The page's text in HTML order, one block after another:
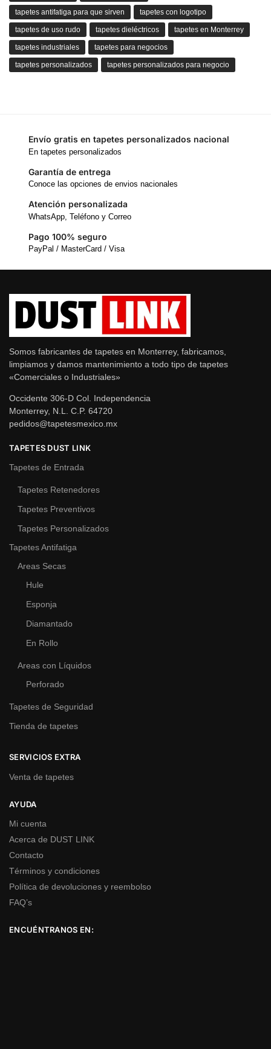
tapetes antifatiga para que sirven tapetes con logotipo
tapetes de uso rudo tapetes dieléctricos tapetes en Monterrey
tapetes industriales tapetes para negocios
tapetes personalizados tapetes personalizados para negocio
Envío gratis en tapetes personalizados nacional
En tapetes personalizados
Garantía de entrega
Conoce las opciones de envios nacionales
Atención personalizada
WhatsApp, Teléfono y Correo
Pago 100% seguro
PayPal / MasterCard / Visa
Somos fabricantes de tapetes en Monterrey, fabricamos,
limpiamos y damos mantenimiento a todo tipo de tapetes
«Comerciales o Industriales»
Occidente 306-D Col. Independencia
Monterrey, N.L. C.P. 64720
pedidos@tapetesmexico.mx
TAPETES DUST LINK
Tapetes de Entrada
Tapetes Retenedores
Tapetes Preventivos
Tapetes Personalizados
Tapetes Antifatiga
Areas Secas
Hule
Esponja
Diamantado
En Rollo
Areas con Líquidos
Perforado
Tapetes de Seguridad
Tienda de tapetes
SERVICIOS EXTRA
Venta de tapetes
AYUDA
Mi cuenta
Acerca de DUST LINK
Contacto
Términos y condiciones
Política de devoluciones y reembolso
FAQ’s
ENCUÉNTRANOS EN: